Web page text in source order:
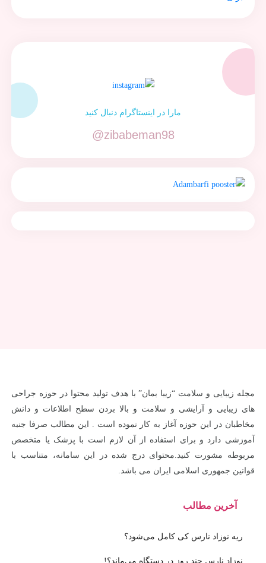
مارا در اینستاگرام دنبال کنید
@zibabeman98
مجله زیبایی و سلامت “زیبا بمان” با هدف تولید محتوا در حوزه جراحی
های زیبایی و آرایشی و سلامت و بالا بردن سطح اطلاعات و دانش
مخاطبان در این حوزه آغاز به کار نموده است . این مطالب صرفا جنبه
آموزشی دارد و برای استفاده از آن لازم است با پزشک یا متخصص
مربوطه مشورت کنید.محتوای درج شده در این سامانه، متناسب با
قوانین جمهوری اسلامی ایران می باشد.
آخرین مطالب
ریه نوزاد نارس کی کامل می‌شود؟
نوزاد نارس چند روز در دستگاه می‌ماند؟!